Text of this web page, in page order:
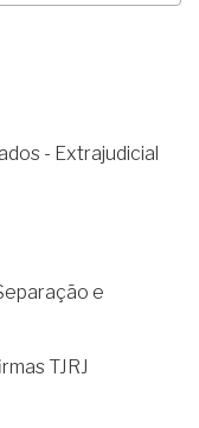
- Extrajudicial
e
TJRJ